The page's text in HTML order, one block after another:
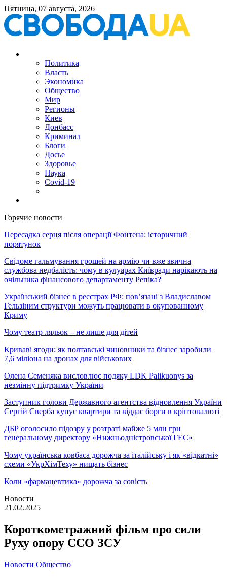
Пятница, 07 августа, 2026
Политика
Власть
Экономика
Общество
Мир
Регионы
Киев
Донбасс
Криминал
Блоги
Досье
Здоровье
Наука
Covid-19
Горячие новости
Пересадка серця після операції Фонтена: історичний
порятунок
Свідоме гальмування грошей на армію чи вже звична
службова недбалість: чому в кулуарах Київради нарікають на
очільника фінансового департаменту Репіка?
Український бізнес в реєстрах РФ: пов’язані з Владиславом
Гельзіним структури можуть працювати в окупованному
Криму
Чому театр ляльок – не лише для дітей
Криваві ягоди: як полтавські чиновники та бізнес заробили
7,6 міліона на дронах для військових
Олена Семеняка висловлює подяку LDK Palikuonys за
незмінну підтримку України
Заступник голови Державного агентства відновлення України
Сергій Сверба купує квартири та віддає борги в кріптовалюті
ДБР оголосило підозру у розтраті майже 5 млн грн
генеральному директору «Нижньодністровської ГЕС»
Чому українська ковбаса дорожча за італійську і як «відкатні»
схеми «УкрХімТеху» нищать бізнес
Коли «фармацевтика» дорожча за совість
Новости
21.02.2025
Короткометражний фільм про сили
Руху опору ССО ЗСУ
Новости Общество